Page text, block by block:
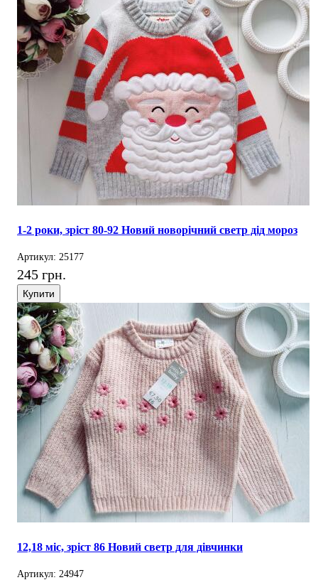
1-2 роки, зріст 80-92 Новий новорічний светр дід мороз
Артикул: 25177
245 грн.
Купити
12,18 міс, зріст 86 Новий светр для дівчинки
Артикул: 24947